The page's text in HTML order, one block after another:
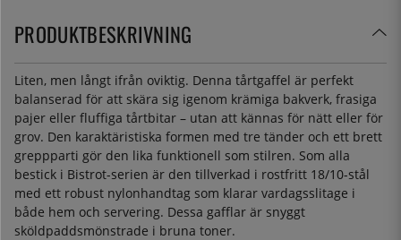
PRODUKTBESKRIVNING
Liten, men långt ifrån oviktig. Denna tårtgaffel är perfekt
balanserad för att skära sig igenom krämiga bakverk, frasiga
pajer eller fluffiga tårtbitar – utan att kännas för nätt eller för
grov. Den karaktäristiska formen med tre tänder och ett brett
greppparti gör den lika funktionell som stilren. Som alla
bestick i Bistrot-serien är den tillverkad i rostfritt 18/10-stål
med ett robust nylonhandtag som klarar vardagsslitage i
både hem och servering. Dessa gafflar är snyggt
sköldpaddsmönstrade i bruna toner.